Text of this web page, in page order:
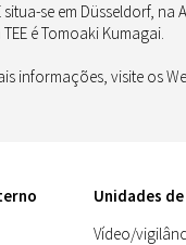
situa-se em Düsseldorf,
é Tomoaki Kumagai.
informações, visite os
Unidades
Vídeo/